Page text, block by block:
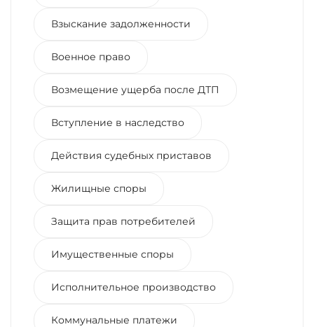
Взыскание задолженности
Военное право
Возмещение ущерба после ДТП
Вступление в наследство
Действия судебных приставов
Жилищные споры
Защита прав потребителей
Имущественные споры
Исполнительное производство
Коммунальные платежи